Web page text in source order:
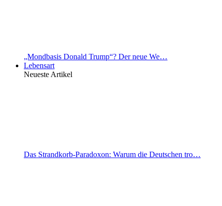
„Mondbasis Donald Trump“? Der neue We…
Lebensart
Neueste Artikel
Das Strandkorb-Paradoxon: Warum die Deutschen tro…